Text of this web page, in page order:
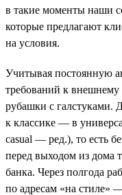
в такие моменты наши
которые предлагают
на условия.
Учитывая постоянную
требований к внешнему
рубашки с галстуками.
к классике — в
casual — ред.), то есть
перед выходом из дома
банка. Через полгода
по адресам «на стиле»